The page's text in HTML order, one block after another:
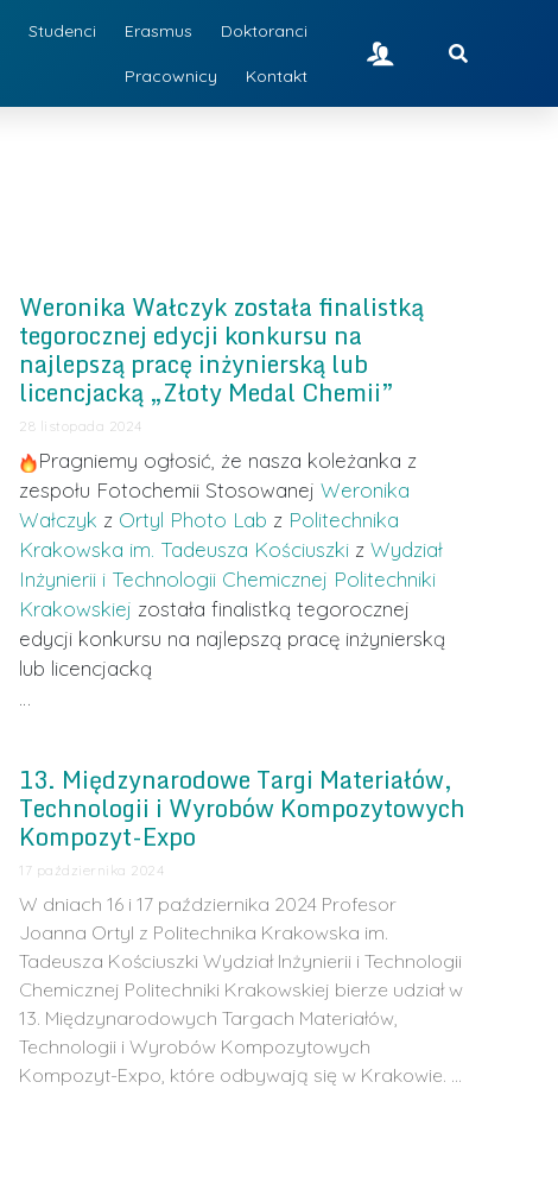
Studenci Erasmus Doktoranci
Pracownicy Kontakt
Weronika Wałczyk została finalistką
tegorocznej edycji konkursu na
najlepszą pracę inżynierską lub
licencjacką „Złoty Medal Chemii”
28 listopada 2024
Pragniemy ogłosić, że nasza koleżanka z
zespołu Fotochemii StosowanejWeronika
Wałczyk z Ortyl Photo Lab z Politechnika
Krakowska im. Tadeusza Kościuszki zWydział
Inżynierii i Technologii Chemicznej Politechniki
Krakowskiej została finalistką tegorocznej
edycji konkursu na najlepszą pracę inżynierską
lub licencjacką
13. Międzynarodowe Targi Materiałów,
Technologii i Wyrobów Kompozytowych
Kompozyt-Expo
17 października 2024
W dniach 16 i 17 października 2024 Profesor
Joanna Ortyl z Politechnika Krakowska im.
Tadeusza Kościuszki Wydział Inżynierii i Technologii
Chemicznej Politechniki Krakowskiej bierze udział w
13. Międzynarodowych Targach Materiałów,
Technologii i Wyrobów Kompozytowych
Kompozyt-Expo, które odbywają się w Krakowie. …